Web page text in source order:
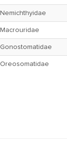
Nemichthyidae
Macrouridae
Gonostomatidae
Oreosomatidae